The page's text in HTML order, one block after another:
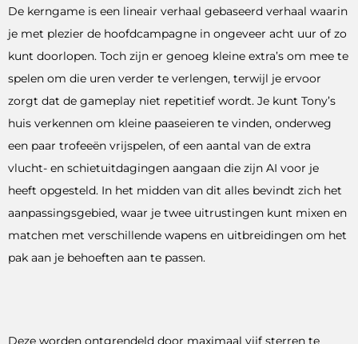
De kerngame is een lineair verhaal gebaseerd verhaal waarin
je met plezier de hoofdcampagne in ongeveer acht uur of zo
kunt doorlopen. Toch zijn er genoeg kleine extra’s om mee te
spelen om die uren verder te verlengen, terwijl je ervoor
zorgt dat de gameplay niet repetitief wordt. Je kunt Tony’s
huis verkennen om kleine paaseieren te vinden, onderweg
een paar trofeeën vrijspelen, of een aantal van de extra
vlucht- en schietuitdagingen aangaan die zijn AI voor je
heeft opgesteld. In het midden van dit alles bevindt zich het
aanpassingsgebied, waar je twee uitrustingen kunt mixen en
matchen met verschillende wapens en uitbreidingen om het
pak aan je behoeften aan te passen.
Deze worden ontgrendeld door maximaal vijf sterren te